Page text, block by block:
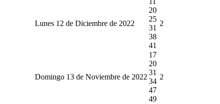
Lunes 12 de Diciembre de 2022
20
25
31
38
41
2
Domingo 13 de Noviembre de 2022
17
20
31
34
47
49
2